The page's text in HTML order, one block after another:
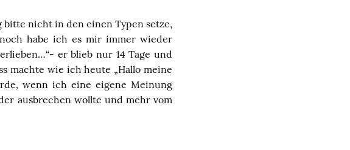
bitte nicht in den einen Typen setze,
habe ich es mir immer wieder
er blieb nur 14 Tage und
machte wie ich heute „Hallo meine
wenn ich eine eigene Meinung
ausbrechen wollte und mehr vom